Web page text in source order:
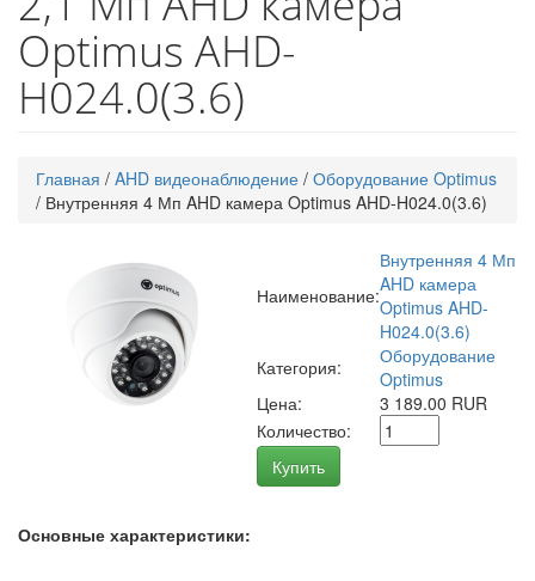
Optimus AHD-
H024.0(3.6)
Главная / AHD видеонаблюдение / Оборудование Optimus
/ Внутренняя 4 Мп AHD камера Optimus AHD-H024.0(3.6)
Наименование:
Внутренняя 4 Мп
AHD камера
Optimus AHD-
H024.0(3.6)
Категория:
Оборудование
Optimus
Цена:
3 189.00 RUR
Количество:
Купить
Основные характеристики: